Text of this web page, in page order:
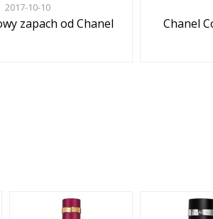
2017-10-10
zapach od Chanel
Chanel